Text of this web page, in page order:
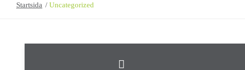
Startsida / Uncategorized